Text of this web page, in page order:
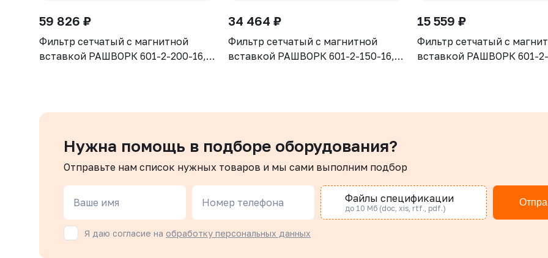
59 826 ₽
Фильтр сетчатый с магнитной
вставкой РАШВОРК 601-2-200-16,
34 464 ₽
Фильтр сетчатый с магнитной
вставкой РАШВОРК 601-2-150-16,
15 559 ₽
Фильтр сетчатый с
вставкой РАШВОРК 601-
Нужна помощь в подборе оборудования?
Отправьте нам список нужных товаров и мы сами выполним подбор
Ваше имя Номер телефона Файлы спецификации
до 10 Мб (doc, xis, rtf., pdf.)
Я даю согласие на обработку персональных данных